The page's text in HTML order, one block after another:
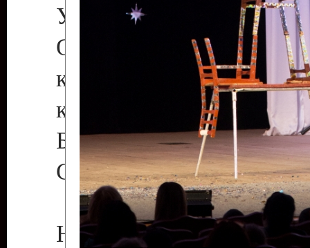
Участники фестиваля:
Образцовый
коллектив
культуры с.
Бендеры ,
Светлана Георгиевна
Народный цирковой